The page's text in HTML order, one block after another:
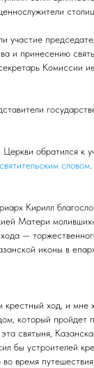
участие
и принесению
Комиссии
обратился к
словом.
Кирилл
Матери
—
иконы в
ход, и мне
который пройдет
святыня,
бы устроителей
во время